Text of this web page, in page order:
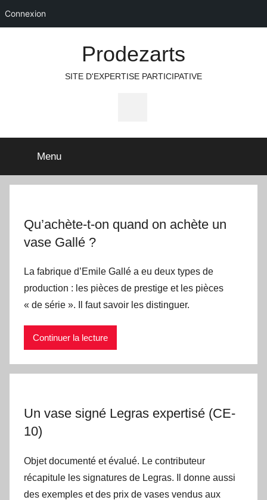
Connexion
Prodezarts
SITE D'EXPERTISE PARTICIPATIVE
Menu
Qu’achète-t-on quand on achète un
vase Gallé ?
La fabrique d’Emile Gallé a eu deux types de
production : les pièces de prestige et les pièces
« de série ». Il faut savoir les distinguer.
Continuer la lecture
Un vase signé Legras expertisé (CE-
10)
Objet documenté et évalué. Le contributeur
récapitule les signatures de Legras. Il donne aussi
des exemples et des prix de vases vendus aux